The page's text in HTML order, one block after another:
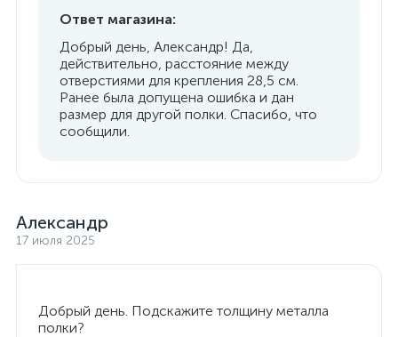
Ответ магазина:
Добрый день, Александр! Да,
действительно, расстояние между
отверстиями для крепления 28,5 см.
Ранее была допущена ошибка и дан
размер для другой полки. Спасибо, что
сообщили.
Александр
17 июля 2025
Добрый день. Подскажите толщину металла
полки?